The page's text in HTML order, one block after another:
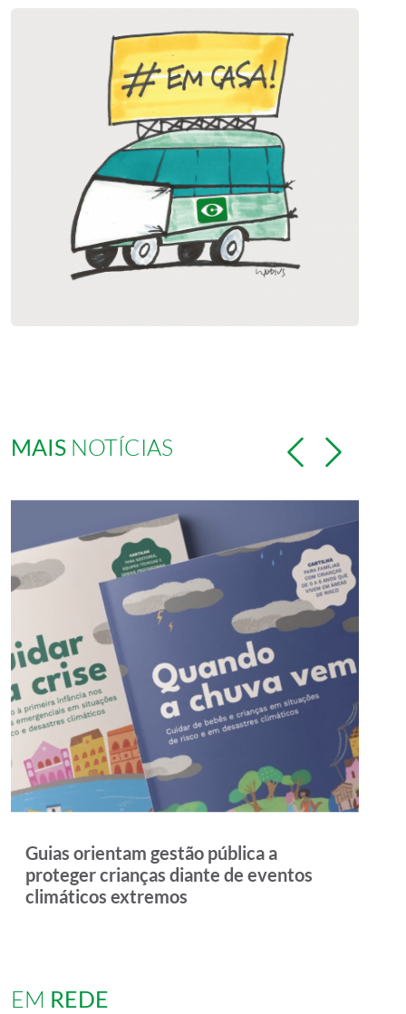
MAIS NOTÍCIAS
Guias orientam gestão pública a
proteger crianças diante de eventos
climáticos extremos
PreviousNext
EM REDE